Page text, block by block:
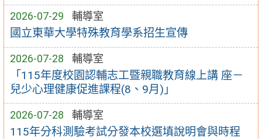
2026-07-29 輔導室
國立東華大學特殊教育學系招生宣傳
2026-07-28 輔導室
「115年度校園認輔志工暨親職教育線上講 座－
兒少心理健康促進課程(8、9月)」
2026-07-28 輔導室
115年分科測驗考試分發本校選填說明會與時程